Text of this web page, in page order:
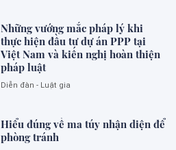
Những vướng mắc pháp lý khi
thực hiện đầu tư dự án PPP tại
Việt Nam và kiến nghị hoàn thiện
pháp luật
Diễn đàn - Luật gia
Hiểu đúng về ma túy nhận diện để
phòng tránh